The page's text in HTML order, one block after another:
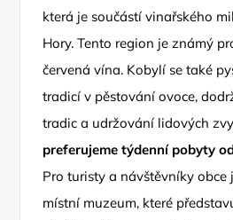
která je součástí vinařského
Hory. Tento region je známý
červená vína. Kobylí se také
tradicí v pěstování ovoce,
tradic a udržování lidových
preferujeme týdenní pobyty
Pro turisty a návštěvníky obce
místní muzeum, které